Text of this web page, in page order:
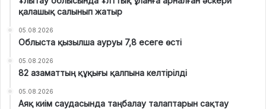
қалашық салынып жатыр
05.08.2026
Облыста қызылша ауруы 7,8 есеге өсті
05.08.2026
82 азаматтың құқығы қалпына келтірілді
05.08.2026
Аяқ киім саудасында таңбалау талаптарын сақтау